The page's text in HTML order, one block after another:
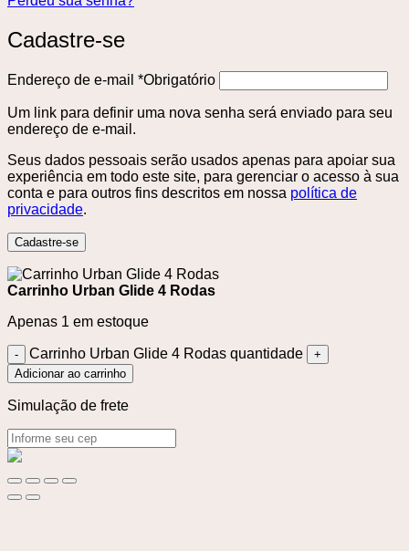
Cadastre-se
Endereço de e-mail *Obrigatório
Um link para definir uma nova senha será enviado para seu
endereço de e-mail.
Seus dados pessoais serão usados ​​apenas para apoiar sua
experiência em todo este site, para gerenciar o acesso à sua
conta e para outros fins descritos em nossa política de
privacidade.
Cadastre-se
Carrinho Urban Glide 4 Rodas
Apenas 1 em estoque
Carrinho Urban Glide 4 Rodas quantidade
Adicionar ao carrinho
Simulação de frete